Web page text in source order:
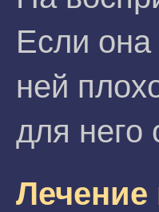
Если она
ней
для него
Лечение